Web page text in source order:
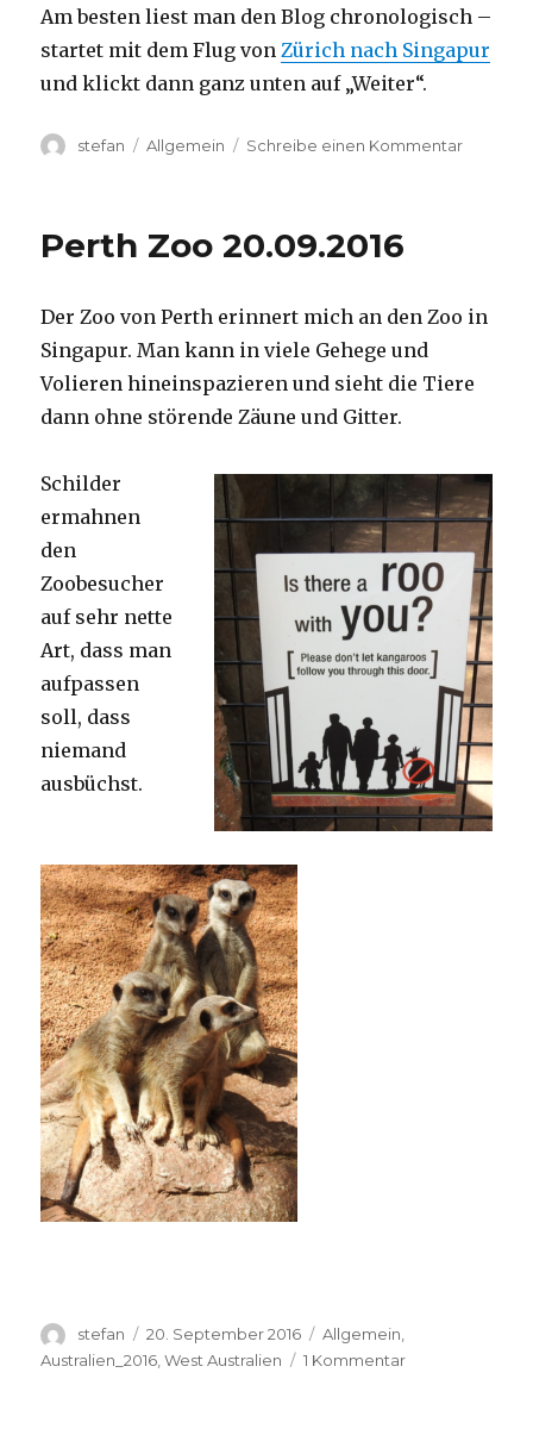
Am besten liest man den Blog chronologisch –
startet mit dem Flug vonZürich nach Singapur
und klickt dann ganz unten auf „Weiter“.
Autor
stefan Kategorien
Allgemein Schreibe einen Kommentarzu
Perth
Perth Zoo 20.09.2016
Der Zoo von Perth erinnert mich an den Zoo in
Singapur. Man kann in viele Gehege und
Volieren hineinspazieren und sieht die Tiere
dann ohne störende Zäune und Gitter.
Schilder
ermahnen
den
Zoobesucher
auf sehr nette
Art, dass man
aufpassen
soll, dass
niemand
ausbüchst.
Autor
stefan
Veröffentlicht
am
20. September 2016 Kategorien
Allgemein,
Australien_2016 ,West Australien 1 Kommentarzu